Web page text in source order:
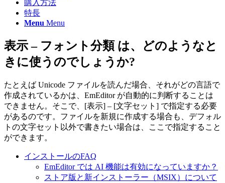
購入方法
特長
Menu Menu
表示 – フォント分類 は、どのようなと
きに使うのでしょうか?
たとえば Unicode ファイルを読んだ場合、それがどの言語で
作成されているかは、EmEditor が自動的に判断することは
できません。そこで、[表示] – [文字セット] で指定する必要
があるのです。ファイルを新規に作成する場合も、デフォル
トの文字セット以外で書きたい場合は、ここで指定すること
ができます。
インストールのFAQ
EmEditor では AI 機能は有効になっていますか？
ストア版と新インストーラー（MSIX）について